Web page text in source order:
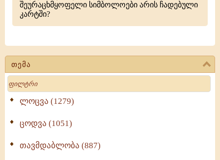
თემა
Search
ლოცვა (1279)
ცოდვა (1051)
თავმდაბლობა (887)
შეურაცხმყოფელი სიმბოლოები არის ჩადებული
კარტში?